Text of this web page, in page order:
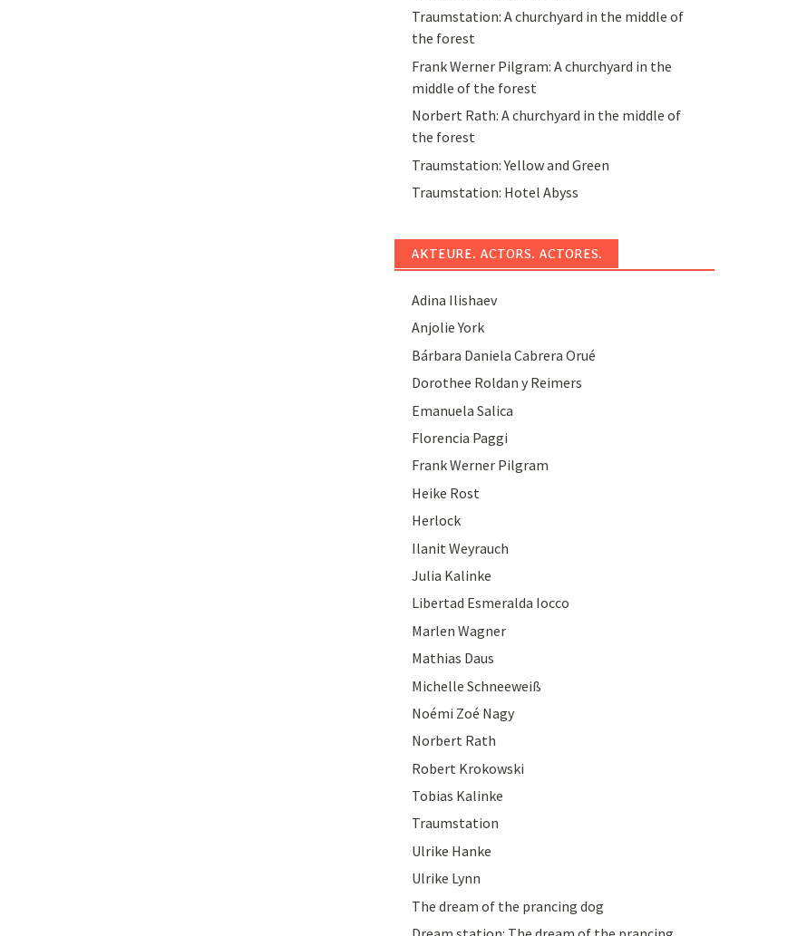
Traumstation: A churchyard in the middle of
the forest
Frank Werner Pilgram: A churchyard in the
middle of the forest
Norbert Rath: A churchyard in the middle of
the forest
Traumstation: Yellow and Green
Traumstation: Hotel Abyss
AKTEURE. ACTORS. ACTORES.
Adina Ilishaev
Anjolie York
Bárbara Daniela Cabrera Orué
Dorothee Roldan y Reimers
Emanuela Salica
Florencia Paggi
Frank Werner Pilgram
Heike Rost
Herlock
Ilanit Weyrauch
Julia Kalinke
Libertad Esmeralda Iocco
Marlen Wagner
Mathias Daus
Michelle Schneeweiß
Noémi Zoé Nagy
Norbert Rath
Robert Krokowski
Tobias Kalinke
Traumstation
Ulrike Hanke
Ulrike Lynn
The dream of the prancing dog